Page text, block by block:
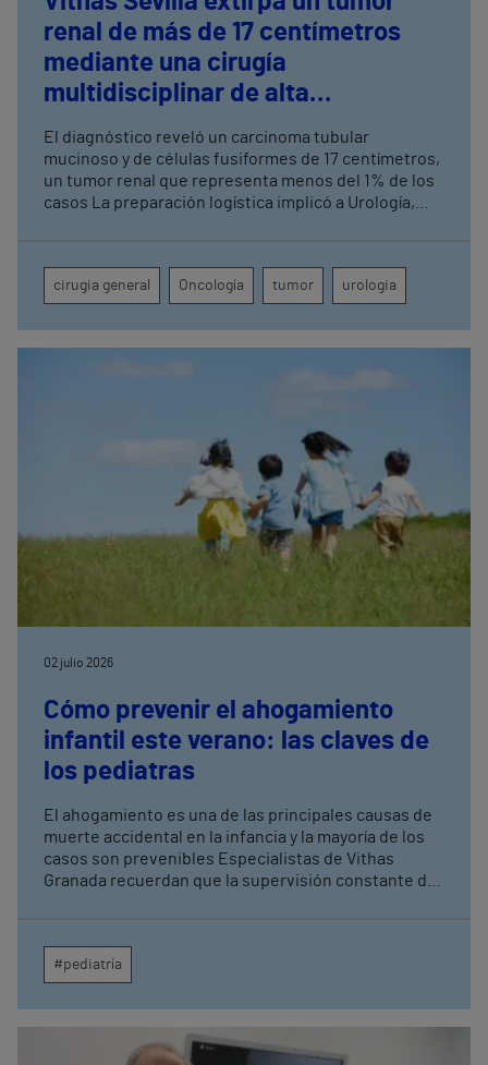
renal de más de 17 centímetros
mediante una cirugía
multidisciplinar de alta
El diagnóstico reveló un carcinoma tubular
mucinoso y de células fusiformes de 17 centímetros,
un tumor renal que representa menos del 1% de los
casos La preparación logística implicó a Urología,
cirugia general Oncología tumor urologia
02 julio 2026
Cómo prevenir el ahogamiento
infantil este verano: las claves de
los pediatras
El ahogamiento es una de las principales causas de
muerte accidental en la infancia y la mayoría de los
casos son prevenibles Especialistas de Vithas
Granada recuerdan que la supervisión constante de
#pediatría